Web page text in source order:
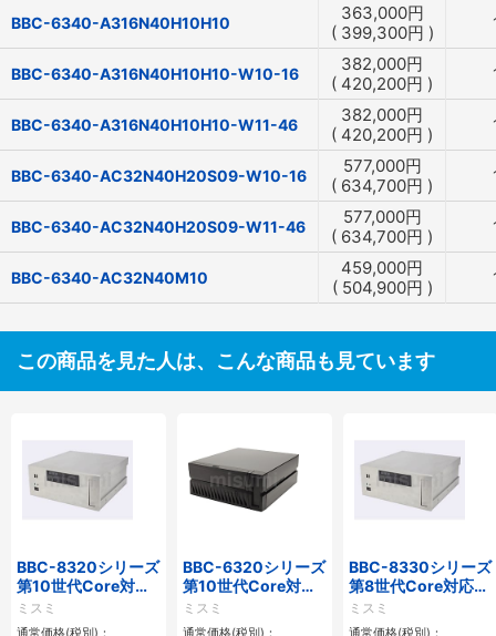
BBC-6340-A316N40H10H10 363,000円
( 399,300円 )
BBC-6340-A316N40H10H10-W10-16 382,000円
( 420,200円 )
BBC-6340-A316N40H10H10-W11-46 382,000円
( 420,200円 )
BBC-6340-AC32N40H20S09-W10-16 577,000円
( 634,700円 )
BBC-6340-AC32N40H20S09-W11-46 577,000円
( 634,700円 )
BBC-6340-AC32N40M10 459,000円
( 504,900円 )
この商品を見た人は、こんな商品も見ています
BBC-8320シリーズ
第10世代Core対応
小型フロアマウント
FAPC 2PCI・2PCIe
ミスミ
通常価格(税別)：
BBC-6320シリーズ
第10世代Core対応
小型フロアマウント
FAPC 2PCI・2PCIe
ミスミ
通常価格(税別)：
BBC-8330シリーズ
第8世代Core対応小
型フロアマウント
FAPC 2PCI・2PCIe
ミスミ
通常価格(税別)：